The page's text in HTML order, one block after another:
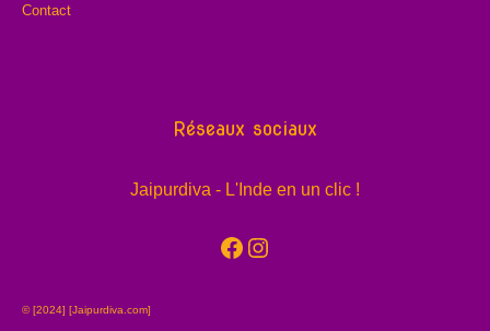
Contact
Réseaux sociaux
Jaipurdiva - L'Inde en un clic !
Facebook
Instagram
© [2024] [Jaipurdiva.com]